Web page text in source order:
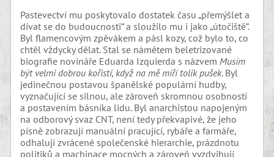
Pastevectví mu poskytovalo dostatek času „přemýšlet a
dívat se do budoucnosti“ a sloužilo mu i jako „útočiště“.
Byl flamencovým zpěvákem a pásl kozy, což bylo to, co
chtěl vždycky dělat. Stal se námětem beletrizované
biografie novináře Eduarda Izquierda s názvem Musím
být velmi dobrou kořistí, když na mě míří tolik pušek. Byl
jedinečnou postavou španělské populární hudby,
vyznačující se silnou, ale zároveň skromnou osobností
a postavením básníka lidu. Byl anarchistou napojeným
na odborový svaz CNT, není tedy překvapivé, že jeho
písně zobrazují manuální pracující, rybáře a farmáře,
odhalují zvrácené společenské hierarchie, prázdnotu
politiků a machinace mocných a zároveň vyzdvihují